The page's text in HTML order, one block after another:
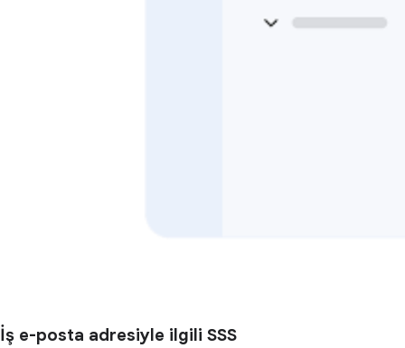
İş e-posta adresiyle ilgili SSS